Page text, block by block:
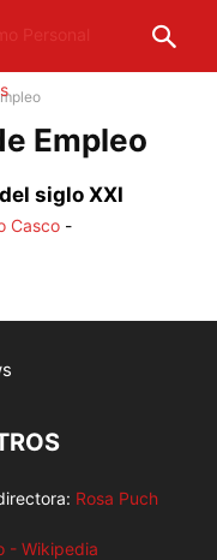
Empleo
siglo XXI
Casco -
Rosa Puch
- Wikipedia